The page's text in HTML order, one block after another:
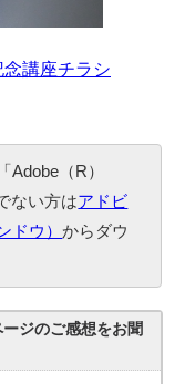
講座チラシ
（R）
ない方はアドビ
ドウ）からダウ
ジのご感想をお聞